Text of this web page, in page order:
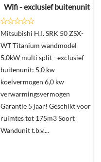
Wifi - exclusief buitenunit
Mitsubishi H.I. SRK 50 ZSX-
WT Titanium wandmodel
5,0kW multi split - exclusief
buitenunit: 5,0 kw
koelvermogen 6,0 kw
verwarmingsvermogen
Garantie 5 jaar! Geschikt voor
ruimtes tot 175m3 Soort
Wandunit t.b.v....